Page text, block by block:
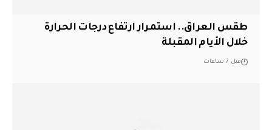
طقس العراق.. استمرار ارتفاع درجات الحرارة
خلال الأيام المقبلة
قبل 7 ساعات